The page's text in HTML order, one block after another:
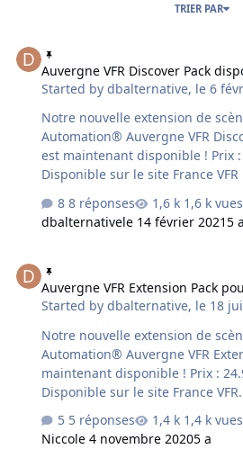
TRIER PAR
Auvergne VFR Discover Pack
Started bydbalternative, le 6
Notre nouvelle extension de
Automation® Auvergne VFR
est maintenant disponible ! Prix : 9.90 Taille : 13Mo
Disponible sur le site France VFR
http://www.francevfr.com/
gamme de scènes VFR Discover
promouvoir la pratique du vol
nombreux commentaires textes
commentaires sont accessibles
qu'il suffit d'approcher, et
touristiques, géographiques,
des lieux survolés. Des plans …
8 réponses
1,6 k vues
dbalternativele 14 février 20215 a
Auvergne VFR Extension Pack
Started bydbalternative, le 18
Notre nouvelle extension de
Automation® Auvergne VFR
maintenant disponible ! Prix : 24.90 Taille : 2,5 Go
Disponible sur le site France VFR.
http://www.francevfr.com/
est pour FSX seulement !
5 réponses
1,4 k vues
Niccole 4 novembre 20205 a